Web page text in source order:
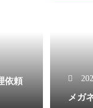
依頼
メガ